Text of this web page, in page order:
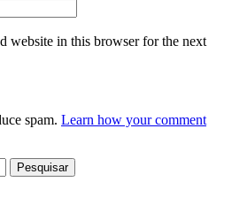
website in this browser for the next
spam. Learn how your comment